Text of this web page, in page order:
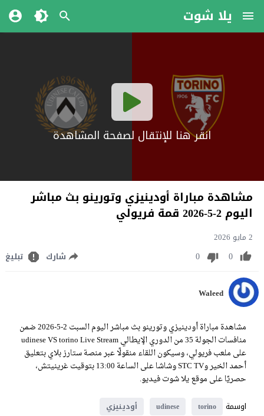
يلا شوت
انقر هنا للإنتقال لصفحة المشاهدة
مشاهدة مباراة أودينيزي وتورينو بث مباشر
اليوم 2-5-2026 قمة فريولي
2 مايو 2026
0
0 شارك تبليغ
Waleed
مشاهدة مباراة أودينيزي وتورينو بث مباشر اليوم السبت 2-5-2026 ضمن
منافسات الجولة 35 من الدوري الإيطالي udinese VS torino Live Stream
على ملعب فريولي، وسيكون اللقاء منقولًا عبر منصة ستارز بلاي بتعليق
أحمد الخير وSTC TV وشاشا على الساعة 13:00 بتوقيت غرينيتش،
حصريًا على موقع يلا شوت فيديو.
اوسمة
torino
udinese
أودينيزي